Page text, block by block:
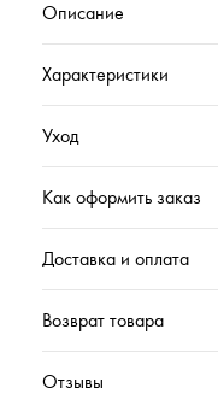
Описание
Характеристики
Уход
Как оформить заказ
Доставка и оплата
Возврат товара
Отзывы